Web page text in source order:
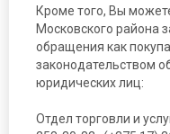
Кроме того, Вы
Московского района
обращения как
законодательством
юридических лиц:
Отдел торговли и